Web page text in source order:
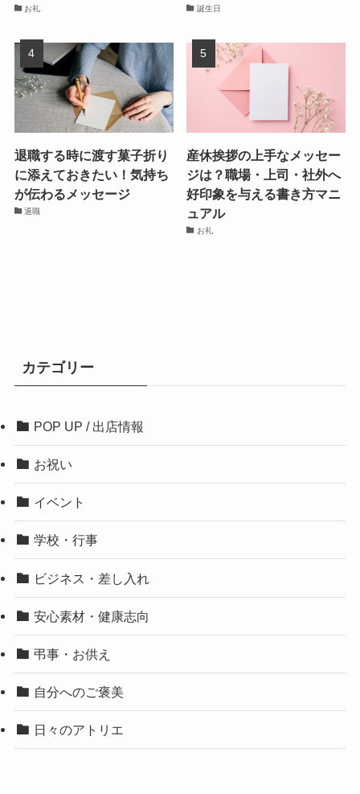
お礼 誕生日
退職する時に渡す菓子折り
に添えておきたい！気持ち
が伝わるメッセージ
退職
産休挨拶の上手なメッセー
ジは？職場・上司・社外へ
好印象を与える書き方マニ
ュアル
お礼
カテゴリー
POP UP / 出店情報
お祝い
イベント
学校・行事
ビジネス・差し入れ
安心素材・健康志向
弔事・お供え
自分へのご褒美
日々のアトリエ